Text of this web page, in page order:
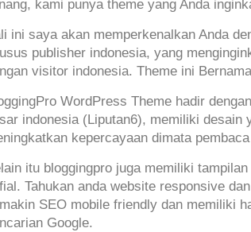
kami punya theme yang Anda
ini saya akan memperkenalkan Anda
publisher indonesia, yang
visitor indonesia. Theme ini
WordPress Theme hadir
indonesia (Liputan6), memiliki desain
kepercayaan dimata
itu bloggingpro juga memiliki
Tahukan anda website responsive
SEO mobile friendly dan memiliki
Google.